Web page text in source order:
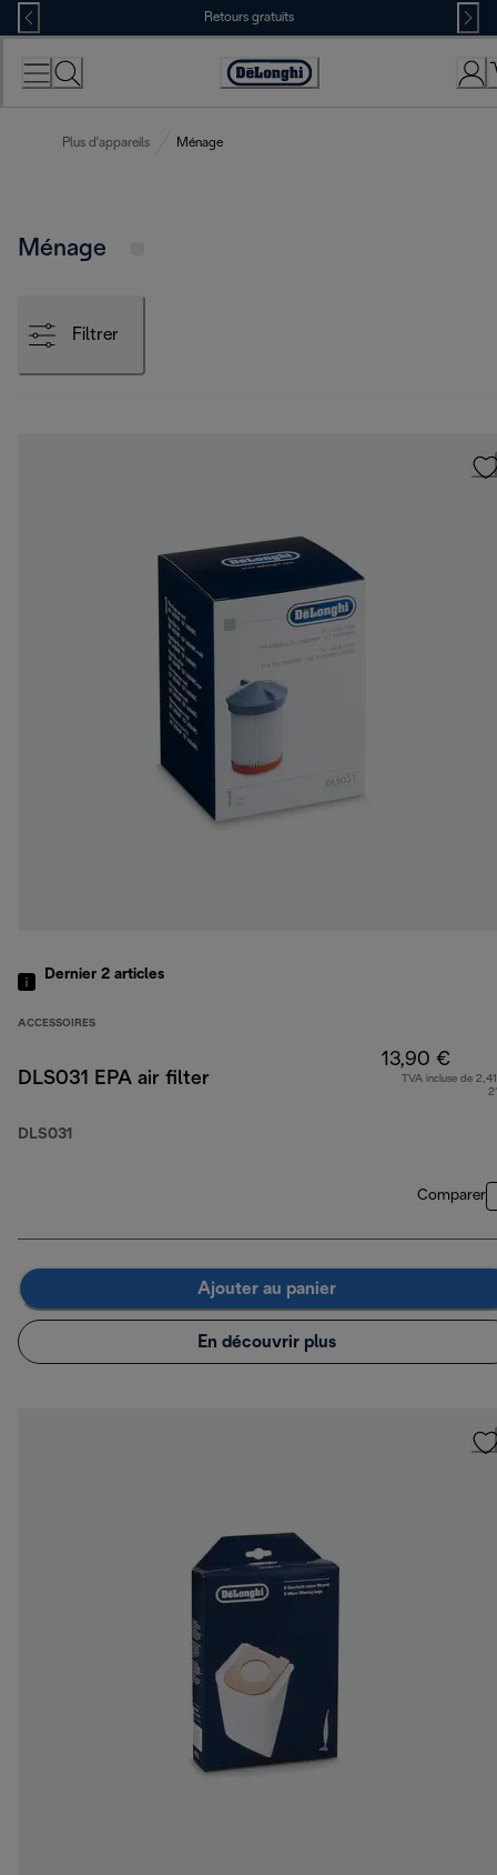
Skip
to
Content
Retours gratuits
Déclaration
Plus d'appareils Ménage
Ménage
Filtrer
Dernier 2 articles
ACCESSOIRES
DLS031 EPA air filter
DLS031
13,90 €
TVA incluse de
Comparer
Ajouter au panier
En découvrir plus